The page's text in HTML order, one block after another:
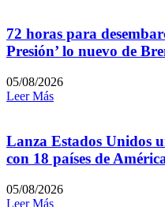
72 horas para
Presión’ lo nuevo de
05/08/2026
Leer Más
Lanza Estados Unidos
con 18 países de
05/08/2026
Leer Más